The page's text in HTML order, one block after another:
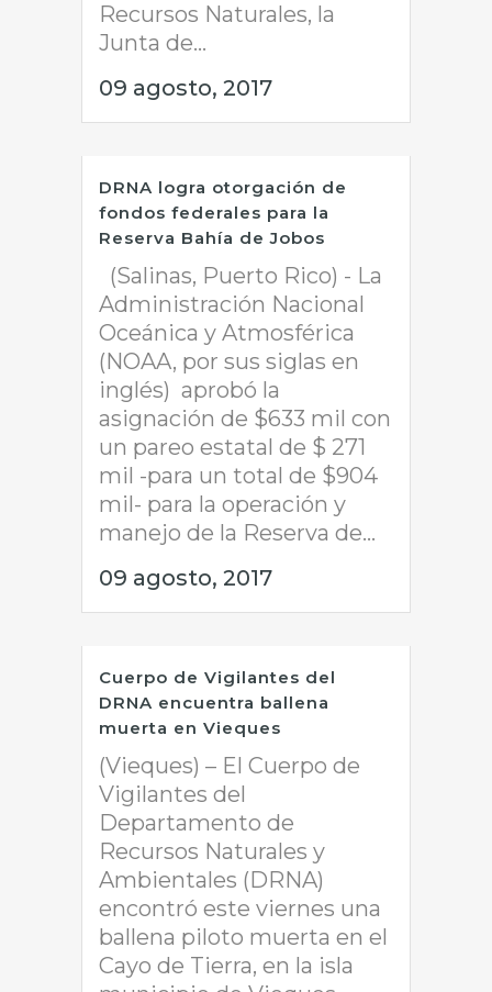
Recursos Naturales, la
Junta de...
09 agosto, 2017
DRNA logra otorgación de
fondos federales para la
Reserva Bahía de Jobos
(Salinas, Puerto Rico) - La
Administración Nacional
Oceánica y Atmosférica
(NOAA, por sus siglas en
inglés) aprobó la
asignación de $633 mil con
un pareo estatal de $ 271
mil -para un total de $904
mil- para la operación y
manejo de la Reserva de...
09 agosto, 2017
Cuerpo de Vigilantes del
DRNA encuentra ballena
muerta en Vieques
(Vieques) – El Cuerpo de
Vigilantes del
Departamento de
Recursos Naturales y
Ambientales (DRNA)
encontró este viernes una
ballena piloto muerta en el
Cayo de Tierra, en la isla